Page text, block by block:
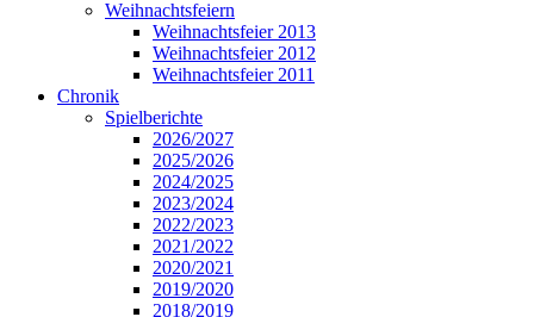
Weihnachtsfeiern
Weihnachtsfeier 2013
Weihnachtsfeier 2012
Weihnachtsfeier 2011
Chronik
Spielberichte
2026/2027
2025/2026
2024/2025
2023/2024
2022/2023
2021/2022
2020/2021
2019/2020
2018/2019